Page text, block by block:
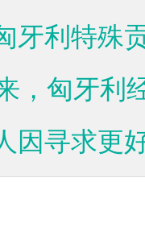
牙利特殊
，匈牙利
因寻求更